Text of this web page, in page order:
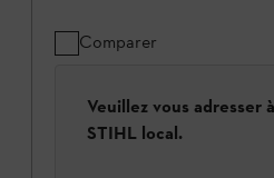
Comparer
Veuillez vous adresser
STIHL local.